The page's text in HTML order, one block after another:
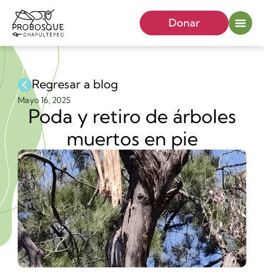
Donar
Regresar a blog
Mayo 16, 2025
Poda y retiro de árboles
muertos en pie